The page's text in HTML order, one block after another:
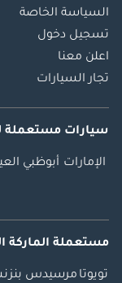
السياسة الخاصة
تسجيل دخول
اعلن معنا
تجار السيارات
سيارات مستعملة
الإمارات أبوظبي
مستعملة الماركة
تويوتا مرسيدس بنز